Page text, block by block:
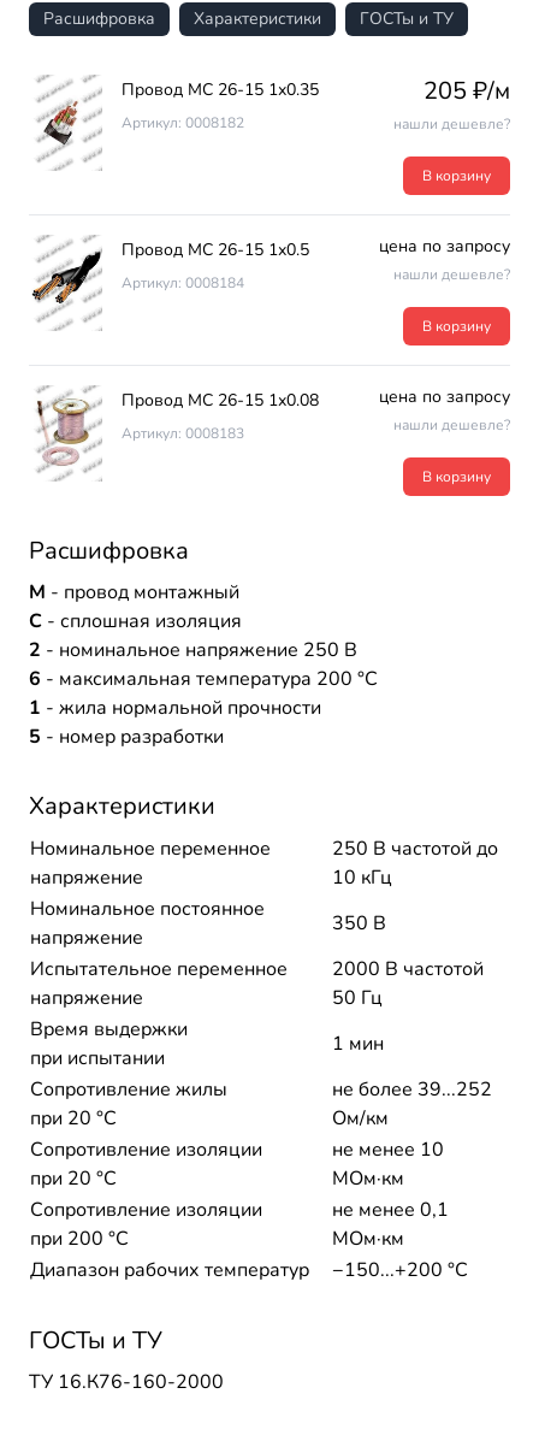
Расшифровка Характеристики ГОСТы и ТУ
Провод МС 26-15 1х0.35
Артикул: 0008182
205 ₽/м
нашли дешевле?
В корзину
Провод МС 26-15 1х0.5
Артикул: 0008184
цена по запросу
нашли дешевле?
В корзину
Провод МС 26-15 1х0.08
Артикул: 0008183
цена по запросу
нашли дешевле?
В корзину
Расшифровка
М - провод монтажный
С - сплошная изоляция
2 - номинальное напряжение 250 В
6 - максимальная температура 200 °C
1 - жила нормальной прочности
5 - номер разработки
Характеристики
Номинальное переменное
напряжение
250 В частотой до
10 кГц
Номинальное постоянное
напряжение
350 В
Испытательное переменное
напряжение
2000 В частотой
50 Гц
Время выдержки
при испытании
1 мин
Сопротивление жилы
при 20 °С
не более 39...252
Ом/км
Сопротивление изоляции
при 20 °С
не менее 10
МОм·км
Сопротивление изоляции
при 200 °С
не менее 0,1
МОм·км
Диапазон рабочих температур
−150...+200 °C
ГОСТы и ТУ
ТУ 16.К76-160-2000